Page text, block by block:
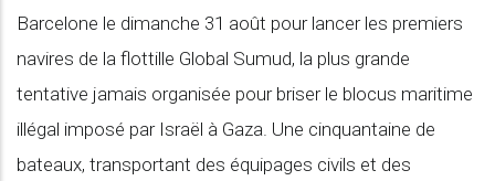
Barcelone le dimanche 31 août pour lancer les premiers
navires de la flottille Global Sumud, la plus grande
tentative jamais organisée pour briser le blocus maritime
illégal imposé par Israël à Gaza. Une cinquantaine de
bateaux, transportant des équipages civils et des